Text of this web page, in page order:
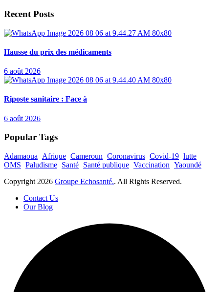
Recent Posts
Hausse du prix des médicaments
6 août 2026
Riposte sanitaire : Face à
6 août 2026
Popular Tags
Adamaoua Afrique Cameroun Coronavirus Covid-19 lutte
OMS Paludisme Santé Santé publique Vaccination Yaoundé
Copyright 2026 Groupe Echosanté.. All Rights Reserved.
Contact Us
Our Blog